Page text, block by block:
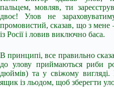
пальцем, мовляв, ти
двоє! Улов не
промовистий, сказав, що з мене
із Росії і ловив виключно баса.
В принципі, все правильно
до улову приймаються риби
дюймів) та у свіжому
ящик із льодом, щоб зберегти